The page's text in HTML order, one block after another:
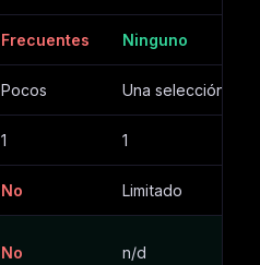
Frecuentes Ninguno
Pocos Una selección
1 1
No Limitado
No n/d